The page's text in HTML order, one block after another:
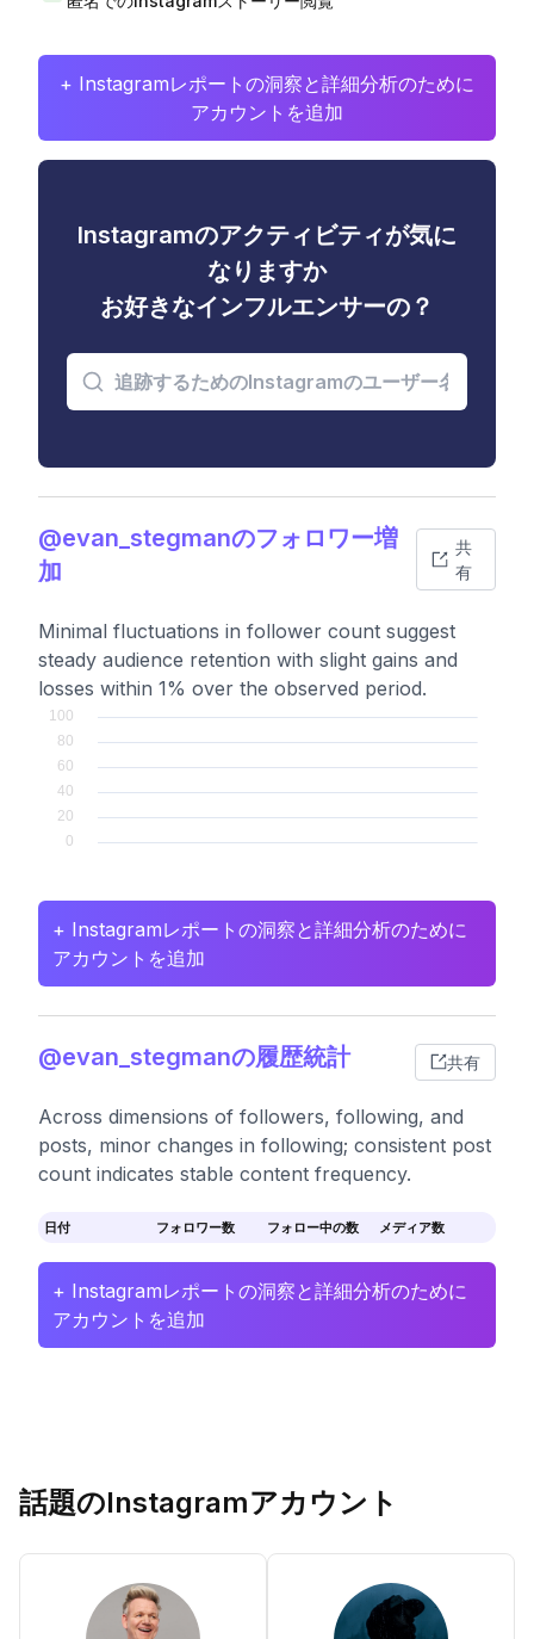
+ Instagramレポートの洞察と詳細分析のために
アカウントを追加
Instagramのアクティビティが気に
なりますか
お好きなインフルエンサーの？
@evan_stegmanのフォロワー増
加
共
有
Minimal fluctuations in follower count suggest
steady audience retention with slight gains and
losses within 1% over the observed period.
+ Instagramレポートの洞察と詳細分析のために
アカウントを追加
@evan_stegmanの履歴統計 共有
Across dimensions of followers, following, and
posts, minor changes in following; consistent post
count indicates stable content frequency.
日付 フォロワー数 フォロー中の数 メディア数
+ Instagramレポートの洞察と詳細分析のために
アカウントを追加
話題のInstagramアカウント